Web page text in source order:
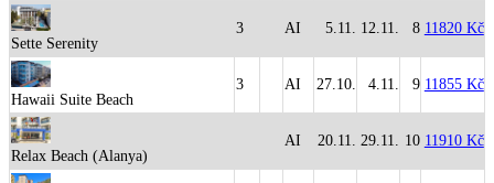
Sette Serenity
3 AI 5.11. 12.11. 8 11820 Kč
Hawaii Suite Beach
3 AI 27.10. 4.11. 9 11855 Kč
Relax Beach (Alanya)
AI 20.11. 29.11. 10 11910 Kč